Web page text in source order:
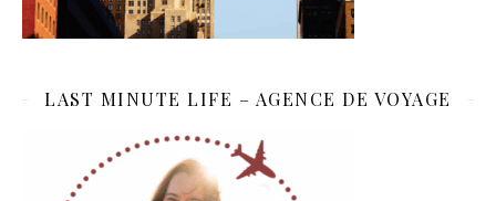
LAST MINUTE LIFE – AGENCE DE VOYAGE